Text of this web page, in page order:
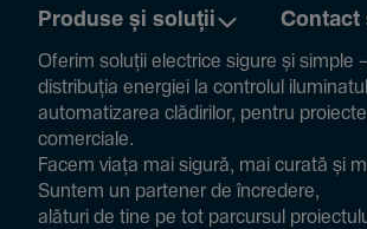
Produse și soluții Contact
Oferim soluții electrice sigure și simple
distribuția energiei la controlul
auto­ma­ti­zarea clădi­rilor, pentru
comer­ciale.
Facem viața mai sigură, mai curată și
Suntem un partener de încre­dere,
alături de tine pe tot parcursul